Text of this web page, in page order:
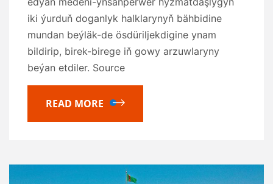
iki ýurduň doganlyk halklarynyň bähbidine
mundan beýläk-de ösdüriljekdigine ynam
bildirip, birek-birege iň gowy arzuwlaryny
beýan etdiler. Source
READ MORE